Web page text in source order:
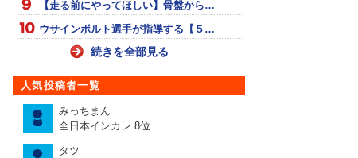
【走る前にやってほしい】骨盤から…
ウサインボルト選手が指導する【５…
続きを全部見る
人気投稿者一覧
みっちまん
全日本インカレ 8位
タツ